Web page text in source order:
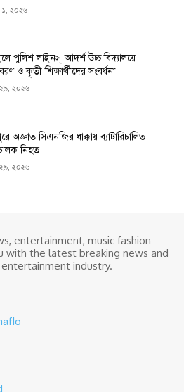
২০২৬
পুলিশ লাইনস্ আদর্শ উচ্চ বিদ্যালয়ে
ও কৃতী শিক্ষার্থীদের সংবর্ধনা
২০২৬
অজ্ঞাত সিএনজির ধাক্কায় ব্যাটারিচালিত
নিহত
২০২৬
entertainment, music fashion
with the latest breaking news and
industry.